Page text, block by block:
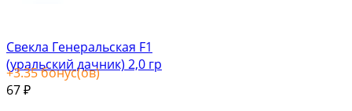
Свекла Генеральская F1
(уральский дачник) 2,0 гр
+3.35бонус(ов)
67 ₽